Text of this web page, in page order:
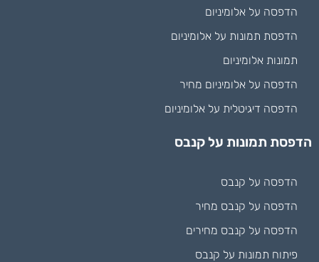
הדפסה על אלומיניום
הדפסת תמונות על אלומיניום
תמונות אלומיניום
הדפסה על אלומיניום מחיר
הדפסה דיגיטלית על אלומיניום
הדפסת תמונות על קנבס
הדפסה על קנבס
הדפסה על קנבס מחיר
הדפסה על קנבס מחירים
פיתוח תמונות על קנבס